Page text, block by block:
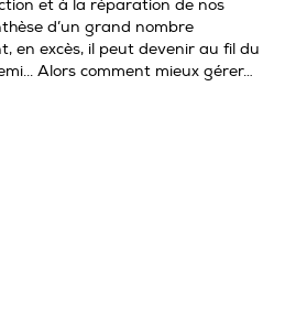
et à la réparation de nos
d’un grand nombre
en excès, il peut devenir au fil du
Alors comment mieux gérer…